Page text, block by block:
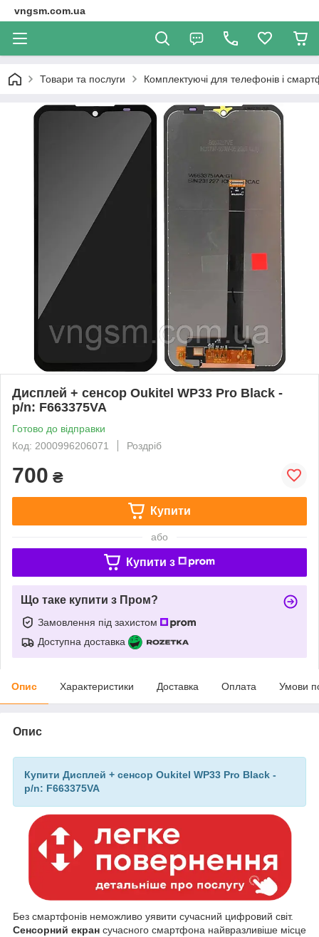
vngsm.com.ua
Товари та послуги Комплектуючі для телефонів і
Дисплей + сенсор Oukitel WP33 Pro Black -
p/n: F663375VA
Готово до відправки
Код: 2000996206071
Роздріб
700 ₴
Купити
або
Купити з
Що таке купити з Пром?
Замовлення під захистом
Доступна доставка
Опис Характеристики Доставка Оплата Умови
Опис
Купити Дисплей + сенсор Oukitel WP33 Pro Black -
p/n: F663375VA
Без смартфонів неможливо уявити сучасний цифровий світ.
Сенсорний екран сучасного смартфона найвразливіше місце